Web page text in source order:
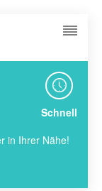
Schnell
in Ihrer Nähe!